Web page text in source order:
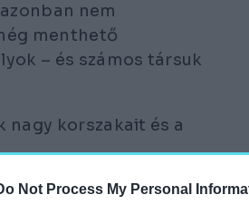
Not Process My Personal
nem
menthető
– és számos társuk
nagy korszakait és a